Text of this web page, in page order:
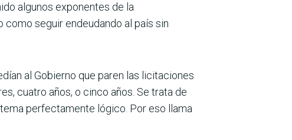
algunos expo­nentes de la
como seguir endeudando al país sin
al Gobierno que paren las licitaciones
cuatro años, o cinco años. Se trata de
perfectamente lógico. Por eso llama